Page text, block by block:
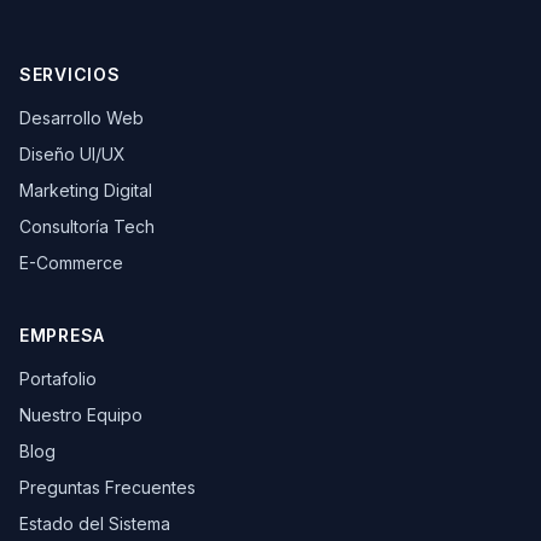
SERVICIOS
Desarrollo Web
Diseño UI/UX
Marketing Digital
Consultoría Tech
E-Commerce
EMPRESA
Portafolio
Nuestro Equipo
Blog
Preguntas Frecuentes
Estado del Sistema